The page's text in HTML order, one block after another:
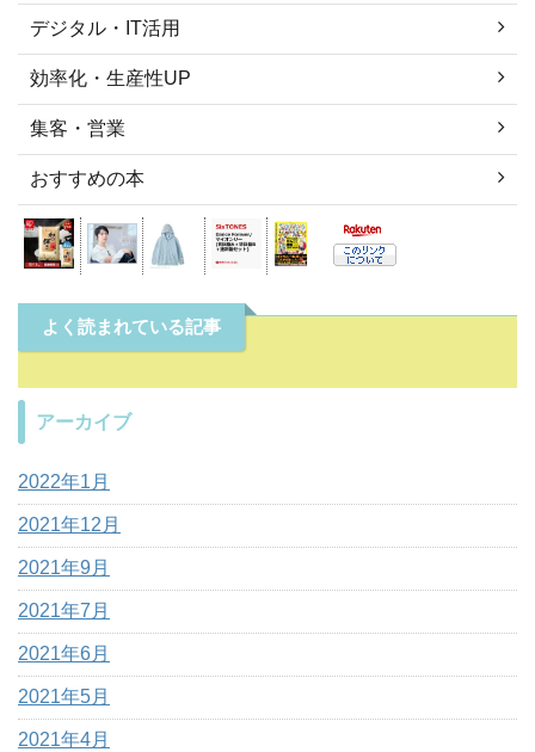
デジタル・IT活用
効率化・生産性UP
集客・営業
おすすめの本
よく読まれている記事
アーカイブ
2022年1月
2021年12月
2021年9月
2021年7月
2021年6月
2021年5月
2021年4月